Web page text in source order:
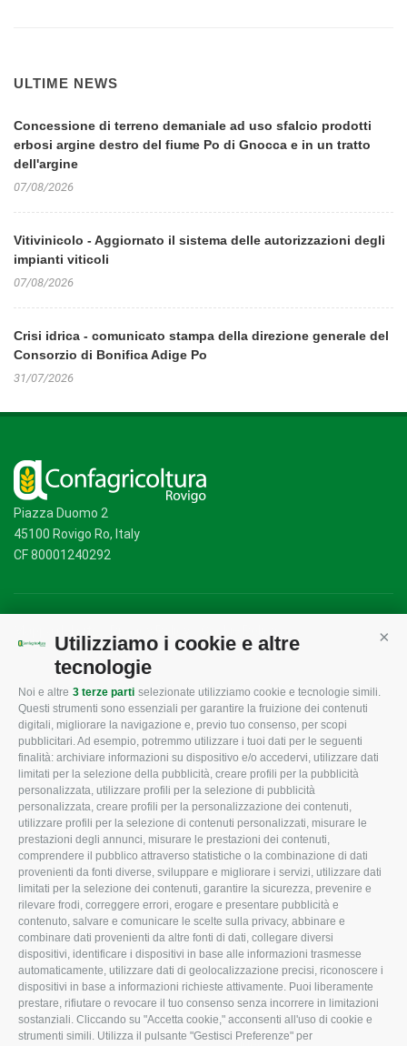
Utilizziamo i cookie e altre
tecnologie
Noi e altre 3 terze parti selezionate utilizziamo cookie e tecnologie simili.
Questi strumenti sono essenziali per garantire la fruizione dei contenuti
digitali, migliorare la navigazione e, previo tuo consenso, per scopi
pubblicitari. Ad esempio, potremmo utilizzare i tuoi dati per le seguenti
finalità: archiviare informazioni su dispositivo e/o accedervi, utilizzare dati
limitati per la selezione della pubblicità, creare profili per la pubblicità
personalizzata, utilizzare profili per la selezione di pubblicità
personalizzata, creare profili per la personalizzazione dei contenuti,
utilizzare profili per la selezione di contenuti personalizzati, misurare le
prestazioni degli annunci, misurare le prestazioni dei contenuti,
comprendere il pubblico attraverso statistiche o la combinazione di dati
provenienti da fonti diverse, sviluppare e migliorare i servizi, utilizzare dati
limitati per la selezione dei contenuti, garantire la sicurezza, prevenire e
rilevare frodi, correggere errori, erogare e presentare pubblicità e
contenuto, salvare e comunicare le scelte sulla privacy, abbinare e
combinare dati provenienti da altre fonti di dati, collegare diversi
dispositivi, identificare i dispositivi in base alle informazioni trasmesse
automaticamente, utilizzare dati di geolocalizzazione precisi, riconoscere i
dispositivi in base a informazioni richieste attivamente. Puoi liberamente
prestare, rifiutare o revocare il tuo consenso senza incorrere in limitazioni
sostanziali. Cliccando su "Accetta cookie," acconsenti all'uso di cookie e
strumenti simili. Utilizza il pulsante "Gestisci Preferenze" per
ULTIME NEWS
Concessione di terreno demaniale ad uso sfalcio prodotti
erbosi argine destro del fiume Po di Gnocca e in un tratto
dell'argine
07/08/2026
Vitivinicolo - Aggiornato il sistema delle autorizzazioni degli
impianti viticoli
07/08/2026
Crisi idrica - comunicato stampa della direzione generale del
Consorzio di Bonifica Adige Po
31/07/2026
Piazza Duomo 2
45100 Rovigo Ro, Italy
CF 80001240292
CONFAGRICOLTURA
ROVIGO
L'Associazione
Missione e Progetto
Organigramma aziendale
I Nostri Servizi
Uffici della Sede
provinciale
Le Sedi di Zona
Agricoltori S.r.l.
Whistleblowing
Confagricoltura Rovigo e
Agricoltori srl
CONFAGRICOLTURA
INFORMA
Tecnico
Fiscale
Lavoro
Ambiente
Associazione
CONFAGRICOLTURA
ATTIVA
Notizie in evidenza
Eventi
Comunicati Stampa